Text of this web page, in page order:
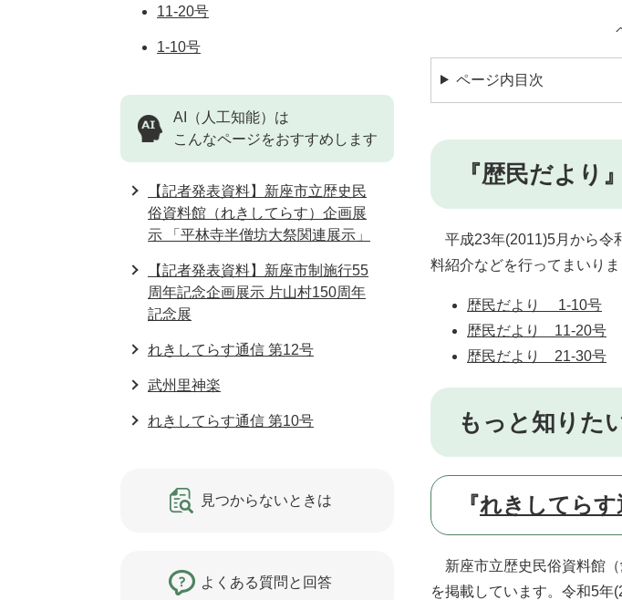
ページ内目次
『歴民だより』
平成23年(2011)5月から令
料紹介などを行ってまいりま
歴民だより 1-10号
歴民だより 11-20号
歴民だより 21-30号
もっと知りた
『れきしてらす
新座市立歴史民俗資料館（
を掲載しています。令和5年
11-20号
1-10号
AI（人工知能）は
こんなページをおすすめします
【記者発表資料】新座市立歴史民
俗資料館（れきしてらす）企画展
示 「平林寺半僧坊大祭関連展示」
【記者発表資料】新座市制施行55
周年記念企画展示 片山村150周年
記念展
れきしてらす通信 第12号
武州里神楽
れきしてらす通信 第10号
見つからないときは
よくある質問と回答